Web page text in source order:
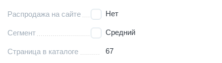
Распродажа на сайте Нет
Сегмент Средний
Страница в каталоге 67